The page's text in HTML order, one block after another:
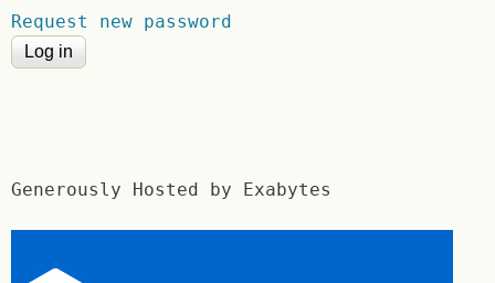
Request new password
Generously Hosted by Exabytes